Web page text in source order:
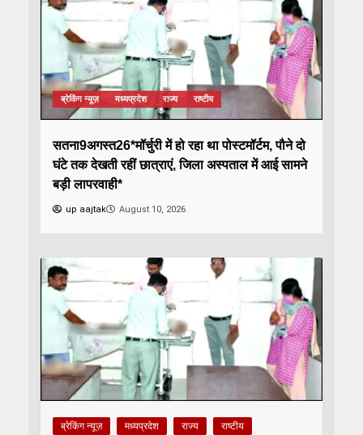
ब्रेकिंग न्यूज़ मध्यप्रदेश राज्य राष्टीय
सतना9अगस्त26*मॉर्चुरी में हो रहा था पोस्टमॉर्टम, पौने दो
घंटे तक देखती रहीं छात्राएं, जिला अस्पताल में आई सामने
बड़ी लापरवाही*
up aajtak August 10, 2026
ब्रेकिंग न्यूज़ मध्यप्रदेश राज्य राष्टीय